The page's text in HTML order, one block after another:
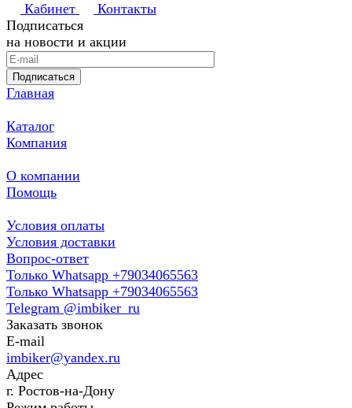
Кабинет
Контакты
Подписаться
на новости и акции
Подписаться
Главная
Каталог
Компания
О компании
Помощь
Условия оплаты
Условия доставки
Вопрос-ответ
Только Whatsapp +79034065563
Только Whatsapp +79034065563
Telegram @imbiker_ru
Заказать звонок
E-mail
imbiker@yandex.ru
Адрес
г. Ростов-на-Дону